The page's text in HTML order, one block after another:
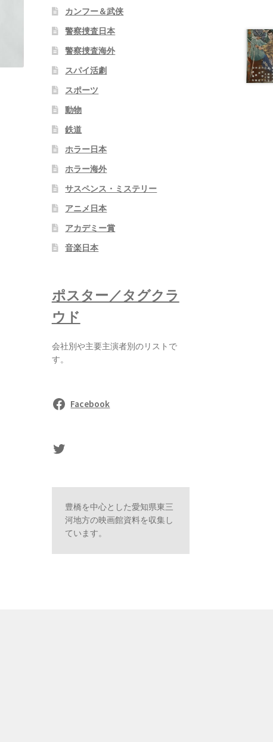
カンフー＆武侠
警察捜査日本
警察捜査海外
スパイ活劇
スポーツ
動物
鉄道
ホラー日本
ホラー海外
サスペンス・ミステリー
アニメ日本
アカデミー賞
音楽日本
ポスター／タグクラ
ウド
会社別や主要主演者別のリストで
す。
Facebook
sasaki's Twitter
豊橋を中心とした愛知県東三
河地方の映画館資料を収集し
ています。